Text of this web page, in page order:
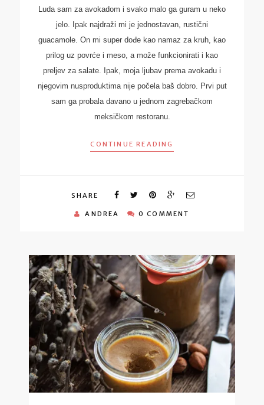
Luda sam za avokadom i svako malo ga guram u neko
jelo. Ipak najdraži mi je jednostavan, rustični
guacamole. On mi super dođe kao namaz za kruh, kao
prilog uz povrće i meso, a može funkcionirati i kao
preljev za salate. Ipak, moja ljubav prema avokadu i
njegovim nusproduktima nije počela baš dobro. Prvi put
sam ga probala davano u jednom zagrebačkom
meksičkom restoranu.
CONTINUE READING
SHARE
ANDREA 0 COMMENT